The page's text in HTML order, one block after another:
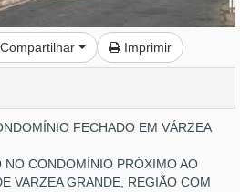
Compartilhar Imprimir
FECHADO EM VÁRZEA
CONDOMÍNIO PRÓXIMO AO
VARZEA GRANDE, REGIÃO COM